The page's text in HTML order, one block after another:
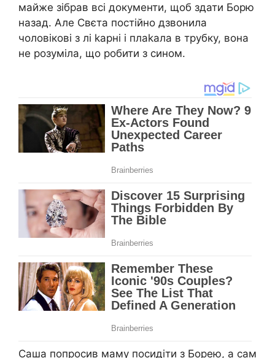
майже зібрав всі документи, щоб здати Борю
назад. Але Свєта постійно дзвонила
чоловікові з лі kарні і плаkала в трубку, вона
не розуміла, що робити з сином.
Саша попросив маму посидіти з Борею, а сам